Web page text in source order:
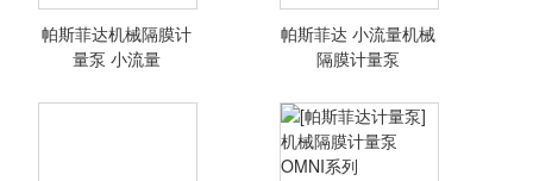
<查看详情> <查看详情>
帕斯菲达机械隔膜计
量泵 小流量
帕斯菲达 小流量机械
隔膜计量泵